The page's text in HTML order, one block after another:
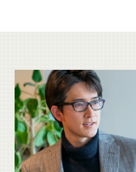
こ
ち
ら